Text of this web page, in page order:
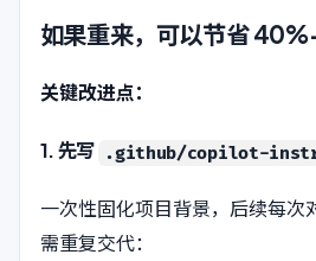
如果重来，可以节省
关键改进点：
1. 先写 .github/copilot-
一次性固化项目背景，后续每次
需重复交代：